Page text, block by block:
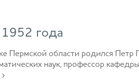
1952 года
Пермской области родился Петр
наук, профессор